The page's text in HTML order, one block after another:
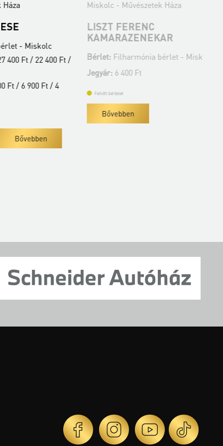
400 Ft /
Ft / 4
Miskolc - Művészetek Háza
LISZT FERENC
KAMARAZENEKAR
Bérlet:
Filharmónia bérlet - Miskolc
6 400 Ft